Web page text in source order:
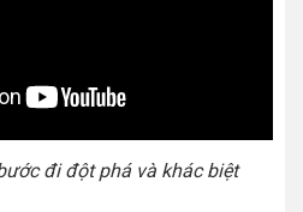
đi đột phá và khác biệt